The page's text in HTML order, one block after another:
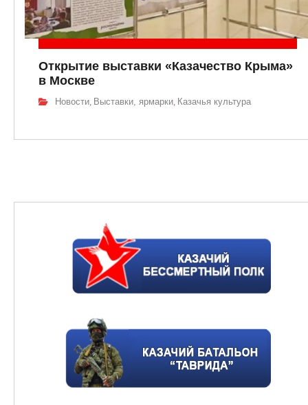
Открытие выставки «Казачество Крыма»
в Москве
Новости, Выставки, ярмарки, Казачья культура